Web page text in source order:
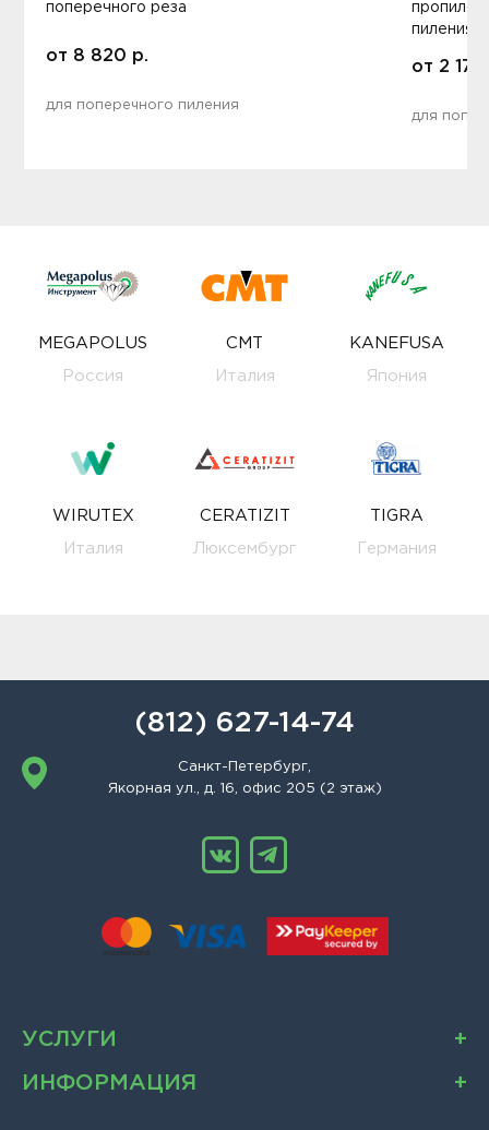
поперечного реза
от 8 820 р.
для поперечного пиления
пиления
от 2 170
для
MEGAPOLUS
Россия
CMT
Италия
KANEFUSA
Япония
WIRUTEX
Италия
CERATIZIT
Люксембург
TIGRA
Германия
(812) 627-14-74
Санкт-Петербург,
Якорная ул., д. 16, офис 205 (2 этаж)
УСЛУГИ
ИНФОРМАЦИЯ